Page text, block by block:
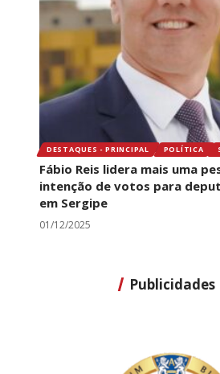
DESTAQUES - PRINCIPAL POLÍTICA
Fábio Reis lidera mais uma
intenção de votos para
em Sergipe
01/12/2025
Publicidades